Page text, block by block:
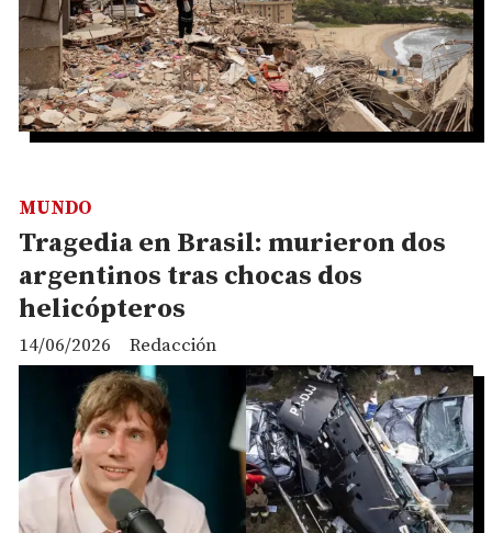
Tragedia en Brasil: murieron dos
argentinos tras chocas dos
helicópteros
Redacción
MUNDO
14/06/2026